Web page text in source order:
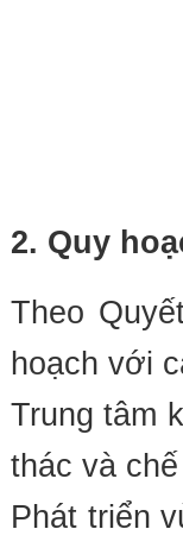
2. Quy
Theo
hoạch với
Trung tâm
thác và
Phát triển